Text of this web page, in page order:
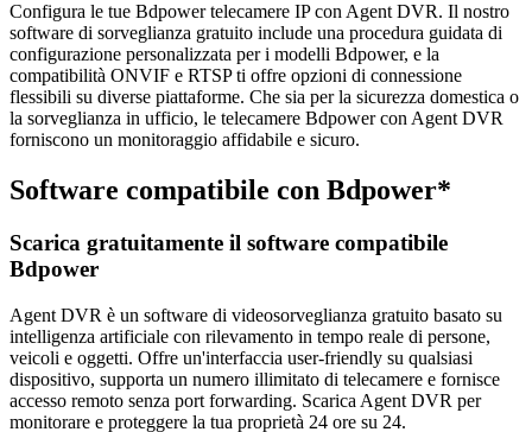
Configura le tue Bdpower telecamere IP con Agent DVR. Il nostro
software di sorveglianza gratuito include una procedura guidata di
configurazione personalizzata per i modelli Bdpower, e la
compatibilità ONVIF e RTSP ti offre opzioni di connessione
flessibili su diverse piattaforme. Che sia per la sicurezza domestica o
la sorveglianza in ufficio, le telecamere Bdpower con Agent DVR
forniscono un monitoraggio affidabile e sicuro.
Software compatibile con Bdpower*
Scarica gratuitamente il software compatibile
Bdpower
Agent DVR è un software di videosorveglianza gratuito basato su
intelligenza artificiale con rilevamento in tempo reale di persone,
veicoli e oggetti. Offre un'interfaccia user-friendly su qualsiasi
dispositivo, supporta un numero illimitato di telecamere e fornisce
accesso remoto senza port forwarding. Scarica Agent DVR per
monitorare e proteggere la tua proprietà 24 ore su 24.